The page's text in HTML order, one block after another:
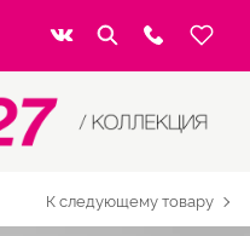
К следующему товару